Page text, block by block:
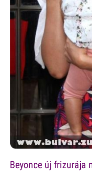
Beyonce új frizurája